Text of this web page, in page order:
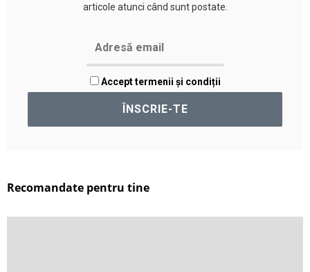
articole atunci când sunt postate.
Accept termenii și condiții
Recomandate pentru tine